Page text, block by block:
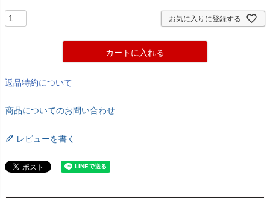
お気に入りに登録する
カートに入れる
返品特約について
商品についてのお問い合わせ
レビューを書く